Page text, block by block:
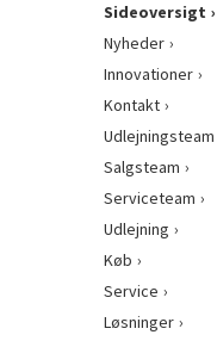
Sideoversigt
Nyheder
Innovationer
Kontakt
Udlejningsteam
Salgsteam
Serviceteam
Udlejning
Køb
Service
Løsninger